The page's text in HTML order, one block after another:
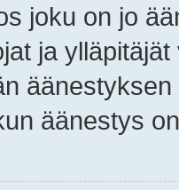
joku on jo
ja
äänestys